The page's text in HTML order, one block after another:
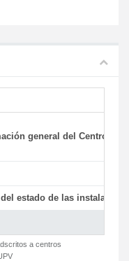
general del Centro y
estado de las
a centros